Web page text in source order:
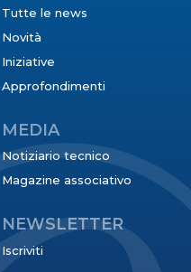
Tutte le news
Novità
Iniziative
Approfondimenti
MEDIA
Notiziario tecnico
Magazine associativo
NEWSLETTER
Iscriviti